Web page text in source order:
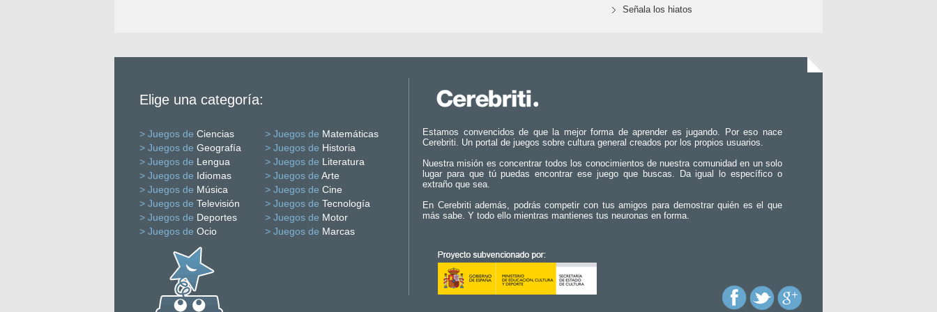
Señala los hiatos
Elige una categoría:
> Juegos de Ciencias > Juegos de Matemáticas
> Juegos de Geografía > Juegos de Historia
> Juegos de Lengua > Juegos de Literatura
> Juegos de Idiomas > Juegos de Arte
> Juegos de Música > Juegos de Cine
> Juegos de Televisión > Juegos de Tecnología
> Juegos de Deportes > Juegos de Motor
> Juegos de Ocio > Juegos de Marcas
Estamos convencidos de que la mejor forma de aprender es jugando. Por eso nace
Cerebriti. Un portal de juegos sobre cultura general creados por los propios usuarios.
Nuestra misión es concentrar todos los conocimientos de nuestra comunidad en un solo
lugar para que tú puedas encontrar ese juego que buscas. Da igual lo específico o
extraño que sea.
En Cerebriti además, podrás competir con tus amigos para demostrar quién es el que
más sabe. Y todo ello mientras mantienes tus neuronas en forma.